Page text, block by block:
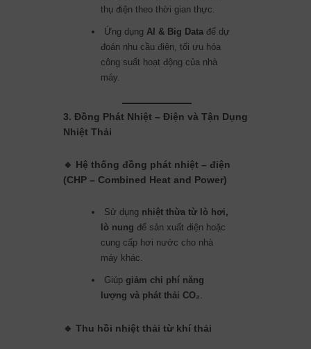
thụ điện theo thời gian thực.
Ứng dụng AI & Big Data để dự
đoán nhu cầu điện, tối ưu hóa
công suất hoạt động của nhà
máy.
3. Đồng Phát Nhiệt – Điện và Tận Dụng
Nhiệt Thải
🔹 Hệ thống đồng phát nhiệt – điện
(CHP – Combined Heat and Power)
Sử dụng nhiệt thừa từ lò hơi,
lò nung để sản xuất điện hoặc
cung cấp hơi nước cho nhà
máy khác.
Giúp giảm chi phí năng
lượng và phát thải CO₂
🔹 Thu hồi nhiệt thải từ khí thải